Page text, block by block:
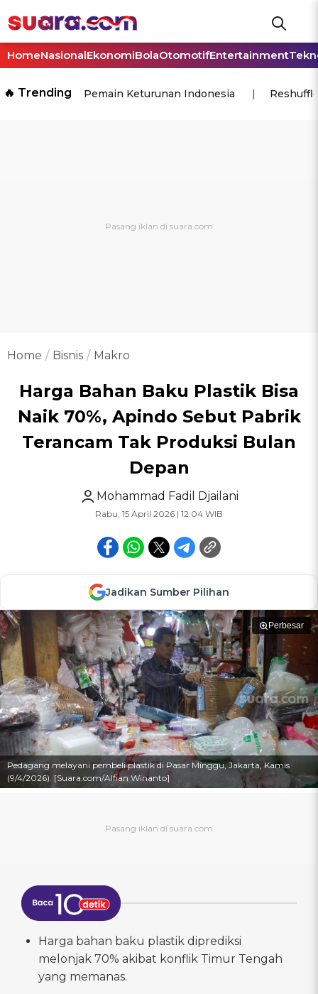
HomeNasionalEkonomiBolaOtomotifEntertainment
🔥 Trending Pemain Keturunan Indonesia
Home Bisnis Makro
Harga Bahan Baku Plastik Bisa
Naik 70%, Apindo Sebut Pabrik
Terancam Tak Produksi Bulan
Depan
Mohammad Fadil Djailani
Rabu, 15 April 2026 | 12:04 WIB
Jadikan Sumber Pilihan
Perbesar
Pedagang melayani pembeli plastik di Pasar Minggu, Jakarta, Kamis
(9/4/2026). [Suara.com/Alfian Winanto]
Harga bahan baku plastik diprediksi
melonjak 70% akibat konflik Timur Tengah
yang memanas.